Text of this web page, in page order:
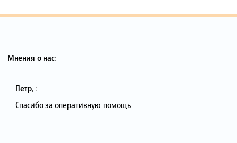
Мнения о нас:
Петр, :
Спасибо за оперативную помощь